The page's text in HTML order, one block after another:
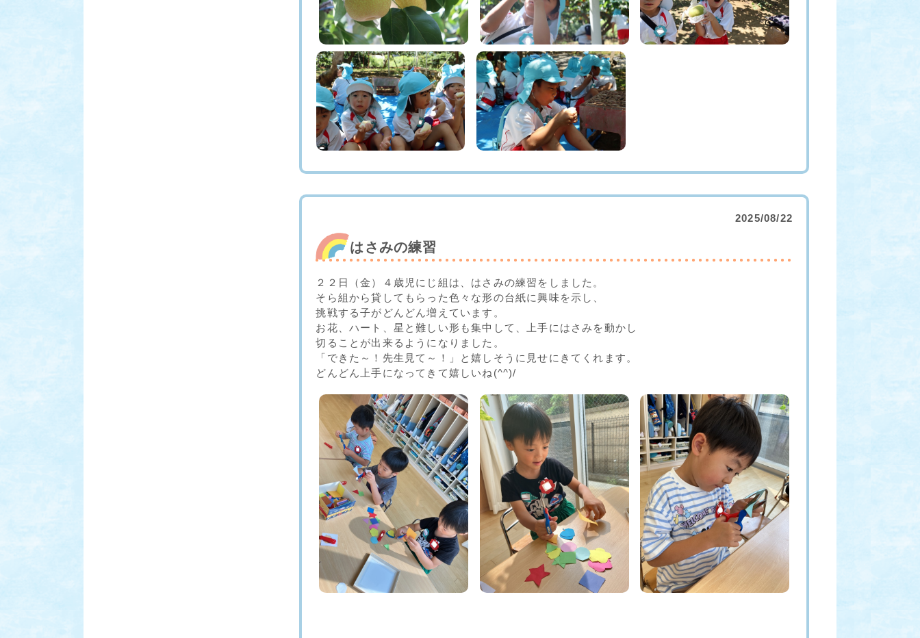
2025/08/22
はさみの練習
２２日（金）４歳児にじ組は、はさみの練習をしました。
そら組から貸してもらった色々な形の台紙に興味を示し、
挑戦する子がどんどん増えています。
お花、ハート、星と難しい形も集中して、上手にはさみを動かし
切ることが出来るようになりました。
「できた～！先生見て～！」と嬉しそうに見せにきてくれます。
どんどん上手になってきて嬉しいね(^^)/